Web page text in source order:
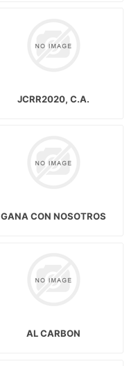
JCRR2020, C.A.
GANA CON NOSOTROS
AL CARBON